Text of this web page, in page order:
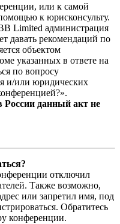
или к самой
к юрисконсульту.
Limited администрация
давать рекомендаций по
объектом
указанных в ответе на
по вопросу
и/или юридических
России данный акт не
отключил
Также возможно,
или запретил имя, под
Обратитесь
конференции.